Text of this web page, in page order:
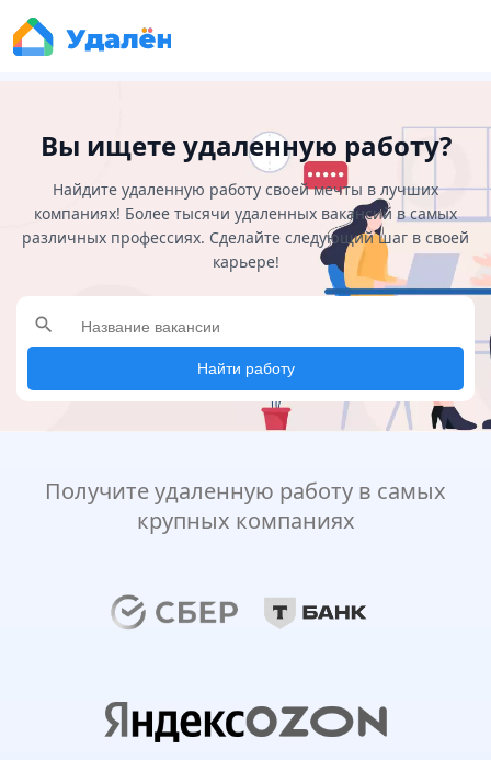
Вы ищете удаленную работу?
Найдите удаленную работу своей мечты в лучших
компаниях! Более тысячи удаленных вакансий в самых
различных профессиях. Сделайте следующий шаг в своей
карьере!
search
Найти работу
Получите удаленную работу в самых
крупных компаниях